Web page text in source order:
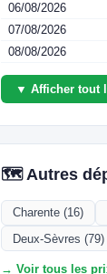
06/08/2026
07/08/2026
08/08/2026
▼ Afficher tout
🗺️ Autres
Charente (16)
Deux-Sèvres (79)
→ Voir tous les